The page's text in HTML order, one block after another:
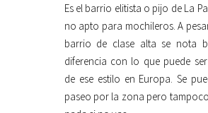
Es el barrio elitista o pijo de La
no apto para mochileros. A
barrio de clase alta se nota
diferencia con lo que puede
de ese estilo en Europa. Se
paseo por la zona pero